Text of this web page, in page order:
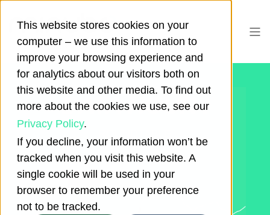
This website stores cookies on your
computer – we use this information to
improve your browsing experience and
for analytics about our visitors both on
this website and other media. To find out
more about the cookies we use, see our
Privacy Policy.
If you decline, your information won’t be
tracked when you visit this website. A
single cookie will be used in your
browser to remember your preference
not to be tracked.
DATA HOUR I